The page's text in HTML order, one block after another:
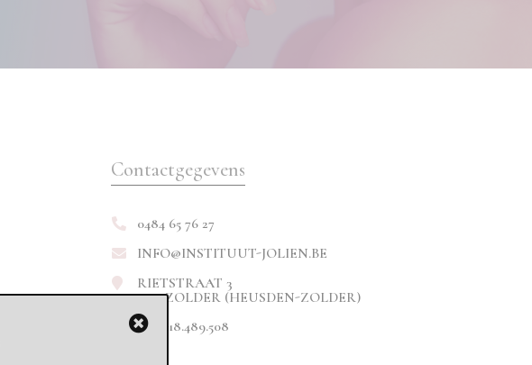
Contactgegevens
0484 65 76 27
INFO@INSTITUUT-JOLIEN.BE
RIETSTRAAT 3
3550 ZOLDER (HEUSDEN-ZOLDER)
BE 1018.489.508